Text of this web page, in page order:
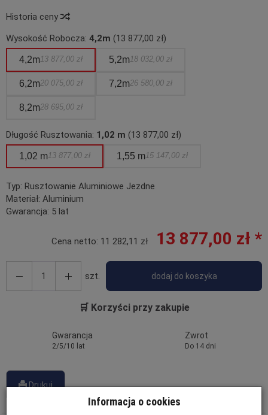
Historia ceny
Wysokość Robocza: 4,2m (13 877,00 zł)
4,2m13 877,00 zł 5,2m18 032,00 zł
6,2m20 075,00 zł 7,2m26 580,00 zł
8,2m28 695,00 zł
Długość Rusztowania: 1,02 m (13 877,00 zł)
1,02 m13 877,00 zł 1,55 m15 147,00 zł
Typ: Rusztowanie Aluminiowe Jezdne
Materiał: Aluminium
Gwarancja: 5 lat
Cena netto: 11 282,11 zł 13 877,00 zł *
szt. dodaj do koszyka
🛒 Korzyści przy zakupie
Gwarancja
2/5/10 lat
Zwrot
Do 14 dni
Drukuj
Informacja o cookies